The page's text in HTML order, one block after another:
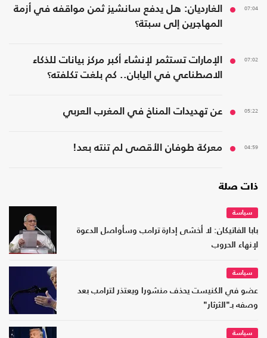
07:04
الغارديان: هل يدفع سانشيز ثمن مواقفه في أزمة
المهاجرين إلى سبتة؟
07:02
الإمارات تستثمر لإنشاء أكبر مركز بيانات للذكاء
الاصطناعي في اليابان.. كم بلغت تكلفته؟
05:22 عن تهديدات المناخ في المغرب العربي
04:59 معركة طوفان الأقصى لم تنته بعد!
ذات صلة
سياسة
بابا الفاتيكان: لا أخشى إدارة ترامب وسأواصل الدعوة
لإنهاء الحروب
سياسة
عضو في الكنيست يحذف منشورا ويعتذر لترامب بعد
وصفه بـ"الثرثار"
سياسة